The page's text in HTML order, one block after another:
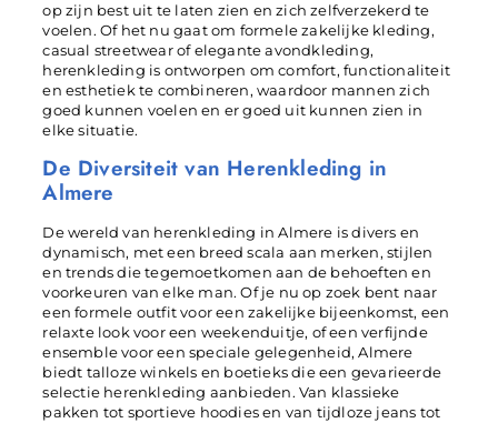
op zijn best uit te laten zien en zich zelfverzekerd te
voelen. Of het nu gaat om formele zakelijke kleding,
casual streetwear of elegante avondkleding,
herenkleding is ontworpen om comfort, functionaliteit
en esthetiek te combineren, waardoor mannen zich
goed kunnen voelen en er goed uit kunnen zien in
elke situatie.
De Diversiteit van Herenkleding in
Almere
De wereld van herenkleding in Almere is divers en
dynamisch, met een breed scala aan merken, stijlen
en trends die tegemoetkomen aan de behoeften en
voorkeuren van elke man. Of je nu op zoek bent naar
een formele outfit voor een zakelijke bijeenkomst, een
relaxte look voor een weekenduitje, of een verfijnde
ensemble voor een speciale gelegenheid, Almere
biedt talloze winkels en boetieks die een gevarieerde
selectie herenkleding aanbieden. Van klassieke
pakken tot sportieve hoodies en van tijdloze jeans tot